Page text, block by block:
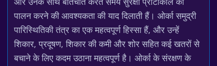
पालन करने की आवश्यकता की याद दिलाती हैं। ओर्का समुद्री
पारिस्थितिकी तंत्र का एक महत्वपूर्ण हिस्सा हैं, और उन्हें
शिकार, प्रदूषण, शिकार की कमी और शोर सहित कई खतरों से
बचाने के लिए कदम उठाना महत्वपूर्ण है। ओर्का के संरक्षण के